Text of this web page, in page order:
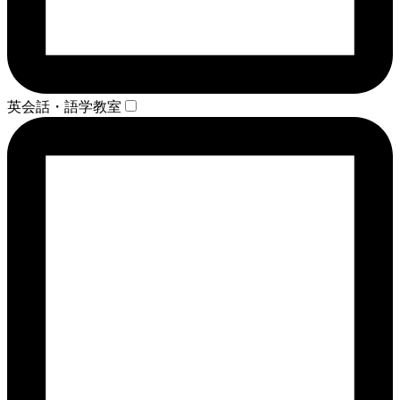
英会話・語学教室